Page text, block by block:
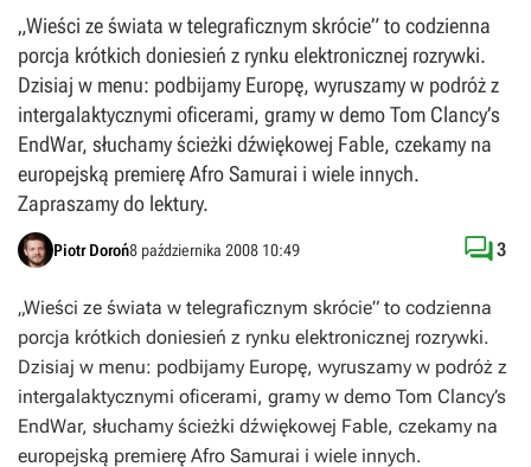
„Wieści ze świata w telegraficznym skrócie” to codzienna
porcja krótkich doniesień z rynku elektronicznej rozrywki.
Dzisiaj w menu: podbijamy Europę, wyruszamy w podróż z
intergalaktycznymi oficerami, gramy w demo Tom Clancy’s
EndWar, słuchamy ścieżki dźwiękowej Fable, czekamy na
europejską premierę Afro Samurai i wiele innych.
Zapraszamy do lektury.
Piotr Doroń8 października 2008 10:49 3
„Wieści ze świata w telegraficznym skrócie” to codzienna
porcja krótkich doniesień z rynku elektronicznej rozrywki.
Dzisiaj w menu: podbijamy Europę, wyruszamy w podróż z
intergalaktycznymi oficerami, gramy w demo Tom Clancy’s
EndWar, słuchamy ścieżki dźwiękowej Fable, czekamy na
europejską premierę Afro Samurai i wiele innych.